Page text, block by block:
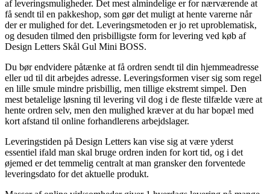
af leveringsmuligheder. Det mest almindelige er for nærværende at
få sendt til en pakkeshop, som gør det muligt at hente varerne når
der er mulighed for det. Leveringsmetoden er jo ret uproblematisk,
og desuden tilmed den prisbilligste form for levering ved køb af
Design Letters Skål Gul Mini BOSS.
Du bør endvidere påtænke at få ordren sendt til din hjemmeadresse
eller ud til dit arbejdes adresse. Leveringsformen viser sig som regel
en lille smule mindre prisbillig, men tillige ekstremt simpel. Den
mest betalelige løsning til levering vil dog i de fleste tilfælde være at
hente ordren selv, men den mulighed kræver at du har bopæl med
kort afstand til online forhandlerens arbejdslager.
Leveringstiden på Design Letters kan vise sig at være yderst
essentiel ifald man skal bruge ordren inden for kort tid, og i det
øjemed er det temmelig centralt at man gransker den forventede
leveringsdato for det aktuelle produkt.